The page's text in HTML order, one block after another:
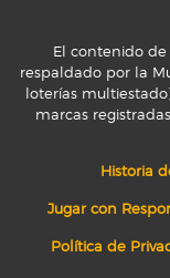
El contenido
respaldado por la
loterías
marcas
Historia
Jugar con
Política de